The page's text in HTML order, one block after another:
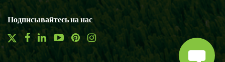
Подписывайтесь на нас